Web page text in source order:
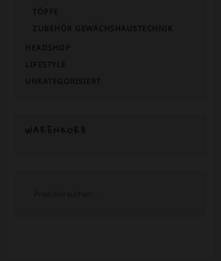
TÖPFE
ZUBEHÖR GEWÄCHSHAUSTECHNIK
HEADSHOP
LIFESTYLE
UNKATEGORISIERT
WARENKORB